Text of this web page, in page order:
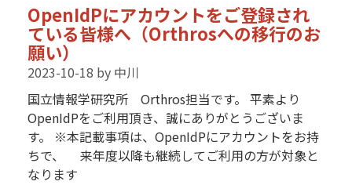
OpenIdPにアカウントをご登録され
ている皆様へ（Orthrosへの移行のお
願い）
2023-10-18 by 中川
国立情報学研究所 Orthros担当です。 平素より
OpenIdPをご利用頂き、誠にありがとうございま
す。 ※本記載事項は、OpenIdPにアカウントをお持
ちで、 来年度以降も継続してご利用の方が対象と
なります